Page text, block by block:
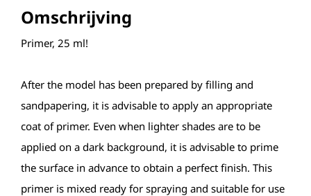
Omschrijving
Primer, 25 ml!
After the model has been prepared by filling and
sandpapering, it is advisable to apply an appropriate
coat of primer. Even when lighter shades are to be
applied on a dark background, it is advisable to prime
the surface in advance to obtain a perfect finish. This
primer is mixed ready for spraying and suitable for use